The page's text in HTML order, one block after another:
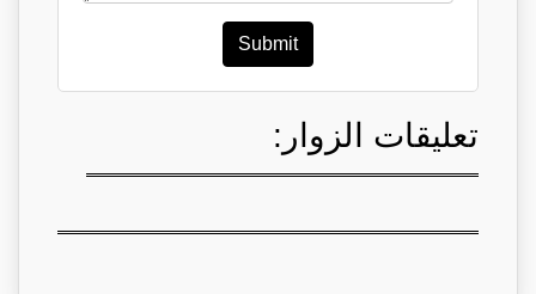
Submit
تعليقات الزوار: